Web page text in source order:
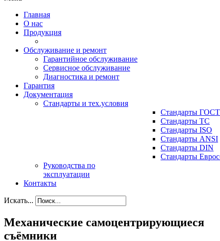
Главная
О нас
Продукция
Обслуживание и ремонт
Гарантийное обслуживание
Сервисное обслуживание
Диагностика и ремонт
Гарантия
Документация
Стандарты и тех.условия
Стандарты ГОСТ
Стандарты ТС
Стандарты ISO
Стандарты ANSI
Стандарты DIN
Стандарты
Руководства по
эксплуатации
Контакты
Искать...
Механические самоцентрирующиеся
съёмники